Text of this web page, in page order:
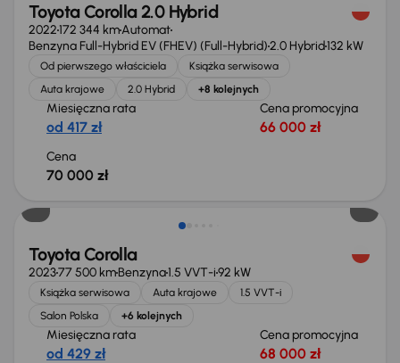
Toyota Corolla 2.0 Hybrid
2022172 344 kmAutomat
Benzyna Full-Hybrid EV (FHEV) (Full-Hybrid)2.0 Hybrid132 kW
Od pierwszego właściciela
Książka serwisowa
Auta krajowe
2.0 Hybrid +8 kolejnych
Miesięczna rata
od 417 zł
Cena promocyjna
66 000 zł
Cena
70 000 zł
Toyota Corolla
202377 500 kmBenzyna1.5 VVT-i92 kW
Książka serwisowa Auta krajowe
1.5 VVT-i
Salon Polska
+6 kolejnych
Miesięczna rata
od 429 zł
Cena promocyjna
68 000 zł